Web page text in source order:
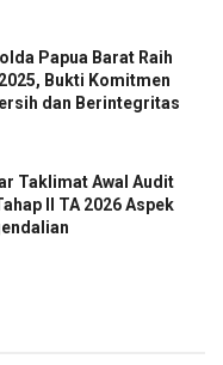
Papua Barat Raih
Bukti Komitmen
dan Berintegritas
Taklimat Awal Audit
II TA 2026 Aspek